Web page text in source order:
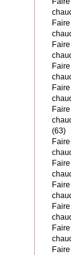
(63)